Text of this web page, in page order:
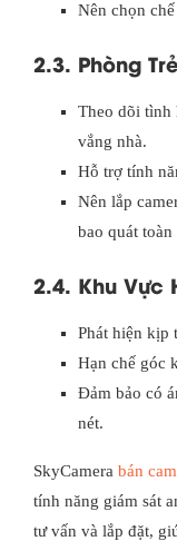
Nên chọn
2.3. Phòng
Theo dõi tình
vắng nhà.
Hỗ trợ tính
Nên lắp
bao quát
2.4. Khu Vực
Phát hiện kịp
Hạn chế góc
Đảm bảo có
nét.
SkyCamera bán
tính năng giám sát
tư vấn và lắp đặt,